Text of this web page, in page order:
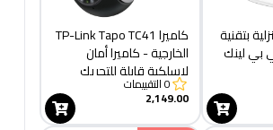
بتقنية
بي لينك
كاميرا TP-Link Tapo TC41
الخارجية - كاميرا أمان
لاسلكية قابلة للتحريك
والإمالة
0التقييمات
2,149.00